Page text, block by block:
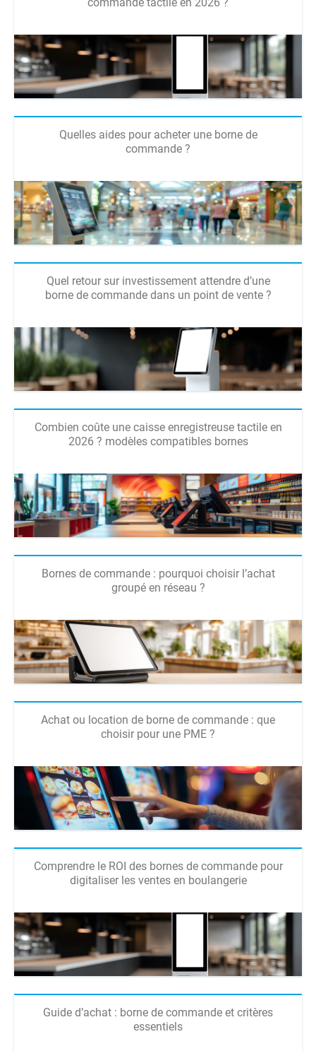
Quelles aides pour acheter une borne de
commande ?
Quel retour sur investissement attendre d’une
borne de commande dans un point de vente ?
Combien coûte une caisse enregistreuse tactile en
2026 ? modèles compatibles bornes
Bornes de commande : pourquoi choisir l’achat
groupé en réseau ?
Achat ou location de borne de commande : que
choisir pour une PME ?
Comprendre le ROI des bornes de commande pour
digitaliser les ventes en boulangerie
Guide d’achat : borne de commande et critères
essentiels